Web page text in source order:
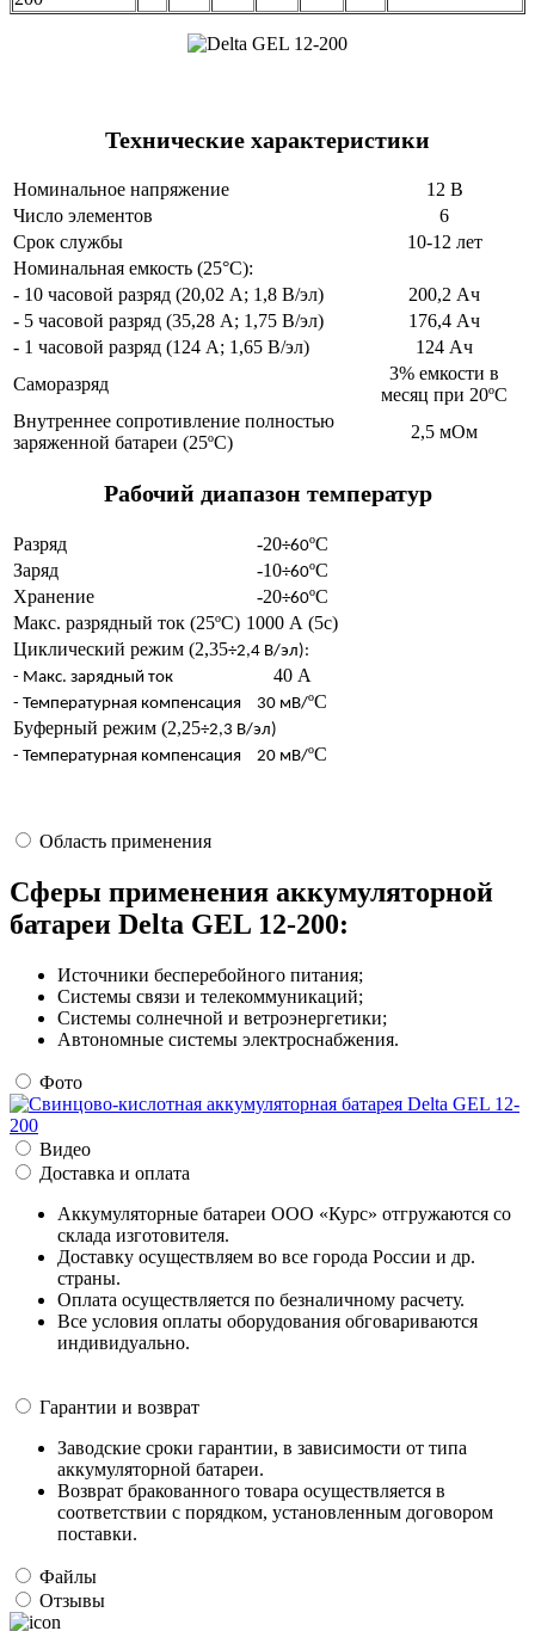
Технические характеристики
Номинальное напряжение
12 В
Число элементов
6
Срок службы
10-12 лет
Номинальная емкость (25°С):
- 10 часовой разряд (20,02 А; 1,8 В/эл)
200,2 Ач
- 5 часовой разряд (35,28 А; 1,75 В/эл)
176,4 Ач
- 1 часовой разряд (124 А; 1,65 В/эл)
124 Ач
Саморазряд
3% емкости в
месяц при 20ºС
Внутреннее сопротивление полностью
заряженной батареи (25ºС)
2,5 мОм
Рабочий диапазон температур
Разряд -20÷60ºС
Заряд
-10÷60ºС
Хранение
-20÷60ºС
Макс. разрядный ток (25ºС) 1000 А (5с)
Циклический режим (2,35÷2,4 В/эл):
- Макс. зарядный ток
40 А
- Температурная компенсация 30 мВ/ºC
Буферный режим (2,25÷2,3 В/эл)
- Температурная компенсация
20 мВ/ºC
Область применения
Сферы применения аккумуляторной
батареи Delta GEL 12-200:
Источники бесперебойного питания;
Системы связи и телекоммуникаций;
Системы солнечной и ветроэнергетики;
Автономные системы электроснабжения.
Фото
Видео
Доставка и оплата
Аккумуляторные батареи ООО «Курс» отгружаются со
склада изготовителя.
Доставку осуществляем во все города России и др.
страны.
Оплата осуществляется по безналичному расчету.
Все условия оплаты оборудования обговариваются
индивидуально.
Гарантии и возврат
Заводские сроки гарантии, в зависимости от типа
аккумуляторной батареи.
Возврат бракованного товара осуществляется в
соответствии с порядком, установленным договором
поставки.
Файлы
Отзывы